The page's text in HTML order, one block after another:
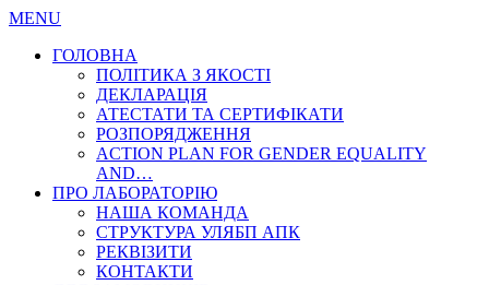
MENU
ГОЛОВНА
ПОЛІТИКА З ЯКОСТІ
ДЕКЛАРАЦІЯ
АТЕСТАТИ ТА СЕРТИФІКАТИ
РОЗПОРЯДЖЕННЯ
ACTION PLAN FOR GENDER EQUALITY
AND…
ПРО ЛАБОРАТОРІЮ
НАША КОМАНДА
СТРУКТУРА УЛЯБП АПК
РЕКВІЗИТИ
КОНТАКТИ